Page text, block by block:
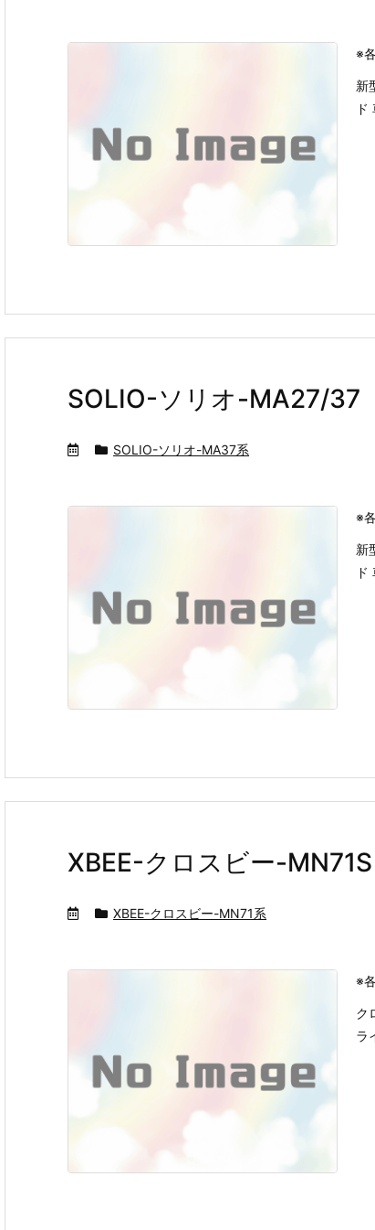
※
新
SOLIO-ソリオ-MA27/37
SOLIO-ソリオ-MA37系
※
新
XBEE-クロスビー-
XBEE-クロスビー-MN71系
※
ク
ラ